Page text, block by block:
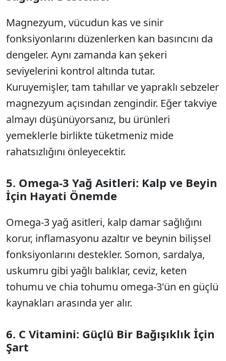
Magnezyum, vücudun kas ve sinir
fonksiyonlarını düzenlerken kan basıncını da
dengeler. Aynı zamanda kan şekeri
seviyelerini kontrol altında tutar.
Kuruyemişler, tam tahıllar ve yapraklı sebzeler
magnezyum açısından zengindir. Eğer takviye
almayı düşünüyorsanız, bu ürünleri
yemeklerle birlikte tüketmeniz mide
rahatsızlığını önleyecektir.
5. Omega-3 Yağ Asitleri: Kalp ve Beyin
İçin Hayati Önemde
Omega-3 yağ asitleri, kalp damar sağlığını
korur, inflamasyonu azaltır ve beynin bilişsel
fonksiyonlarını destekler. Somon, sardalya,
uskumru gibi yağlı balıklar, ceviz, keten
tohumu ve chia tohumu omega-3'ün en güçlü
kaynakları arasında yer alır.
6. C Vitamini: Güçlü Bir Bağışıklık İçin
Şart